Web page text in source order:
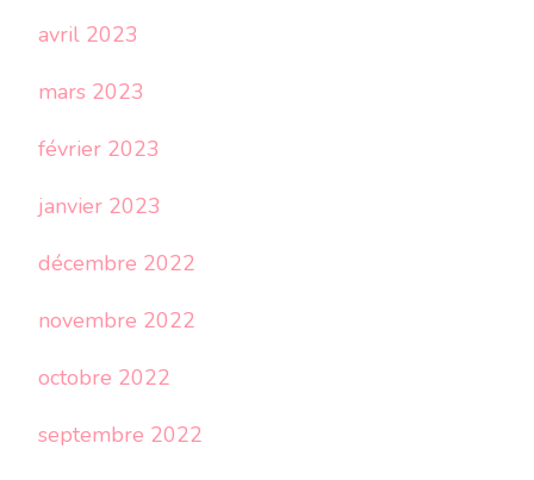
avril 2023
mars 2023
février 2023
janvier 2023
décembre 2022
novembre 2022
octobre 2022
septembre 2022